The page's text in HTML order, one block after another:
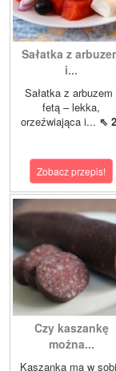
Sałatka z
i...
Sałatka z arbuzem
fetą – lekka,
orzeźwiająca i... ⇖
Zobacz przepis!
Czy kaszankę
można...
Kaszanka ma w